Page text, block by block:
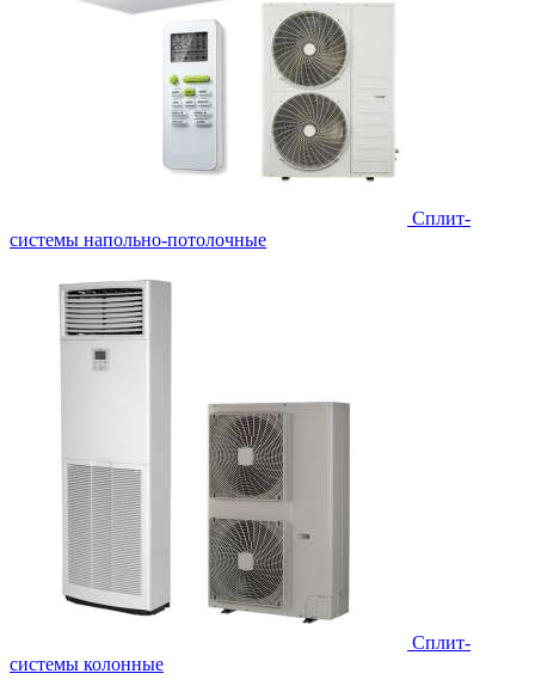
Сплит-
системы напольно-потолочные
Cплит-
системы колонные